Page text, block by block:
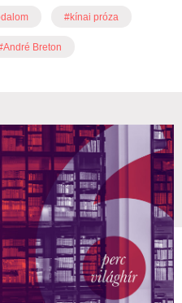
#kínai próza
Breton